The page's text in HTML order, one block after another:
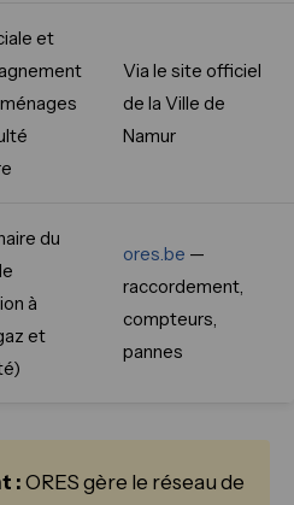
et
Via le site officiel
de la Ville de
Namur
du
à
et
ores.be —
raccordement,
compteurs,
pannes
: ORES gère le réseau de